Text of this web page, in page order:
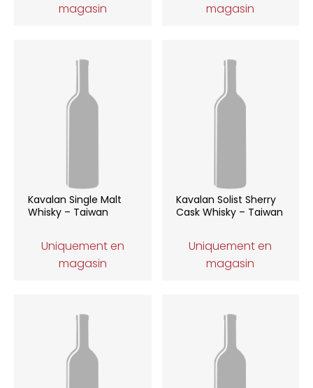
magasin
magasin
Kavalan Single Malt
Whisky – Taiwan
Uniquement en
magasin
Kavalan Solist Sherry
Cask Whisky – Taiwan
Uniquement en
magasin